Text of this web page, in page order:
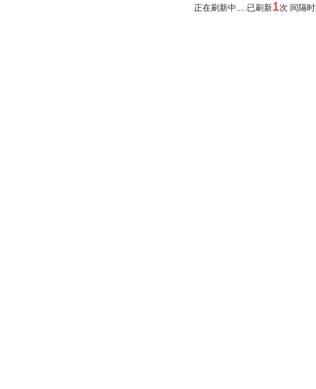
正在刷新中.....已刷新1次 间隔